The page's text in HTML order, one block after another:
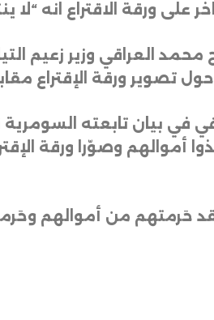
على ورقة الاقتراع انه
العراقي وزير زعيم
حول تصوير ورقة الإقتراع
في بيان تابعته
أموالهم وصوّرا ورقة
حَرمتهم من أموالهم